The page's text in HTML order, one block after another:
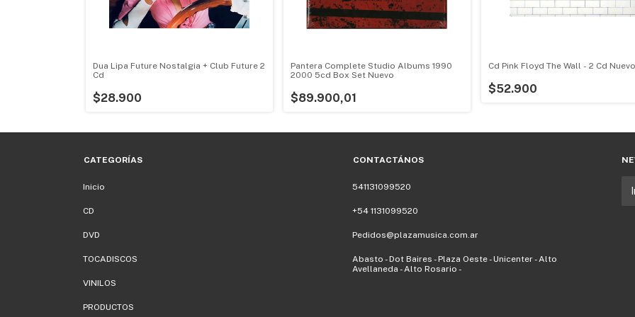
Dua Lipa Future Nostalgia + Club Future 2
Cd
$28.900
Pantera Complete Studio Albums 1990
2000 5cd Box Set Nuevo
$89.900,01
Cd Pink Floyd The Wall - 2 Cd Nuevo
$52.900
CATEGORÍAS
Inicio
CD
DVD
TOCADISCOS
VINILOS
PRODUCTOS
CONTACTÁNOS
541131099520
+54 1131099520
Pedidos@plazamusica.com.ar
Abasto - Dot Baires - Plaza Oeste - Unicenter - Alto
Avellaneda - Alto Rosario -